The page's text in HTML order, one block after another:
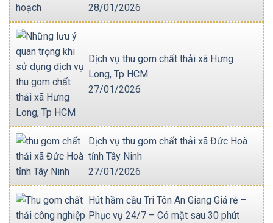
28/01/2026
Dịch vụ thu gom chất thải xã Hưng
Long, Tp HCM
27/01/2026
Dịch vụ thu gom chất thải xã Đức Hoà
tỉnh Tây Ninh
27/01/2026
Hút hầm cầu Tri Tôn An Giang Giá rẻ –
Phục vụ 24/7 – Có mặt sau 30 phút